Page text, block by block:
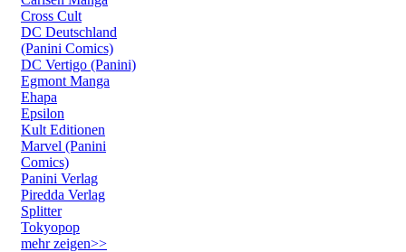
Cross Cult
DC Deutschland
(Panini Comics)
DC Vertigo (Panini)
Egmont Manga
Ehapa
Epsilon
Kult Editionen
Marvel (Panini
Comics)
Panini Verlag
Piredda Verlag
Splitter
Tokyopop
mehr zeigen>>